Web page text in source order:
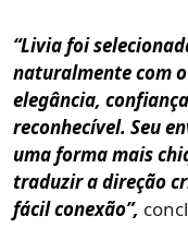
“Livia foi
naturalmente com
elegância,
reconhecível. Seu
uma forma mais
traduzir a direção
fácil conexão”,